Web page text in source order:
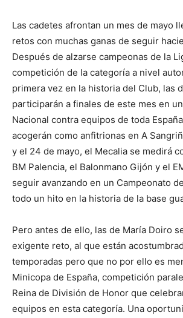
Las cadetes afrontan un mes de mayo
retos con muchas ganas de seguir
Después de alzarse campeonas de la
competición de la categoría a nivel
primera vez en la historia del Club, las
participarán a finales de este mes en
Nacional contra equipos de toda
acogerán como anfitrionas en A
y el 24 de mayo, el Mecalia se medirá
BM Palencia, el Balonmano Gijón y el
seguir avanzando en un Campeonato
todo un hito en la historia de la base
Pero antes de ello, las de María Doiro
exigente reto, al que están
temporadas pero que no por ello es
Minicopa de España, competición
Reina de División de Honor que
equipos en esta categoría. Una